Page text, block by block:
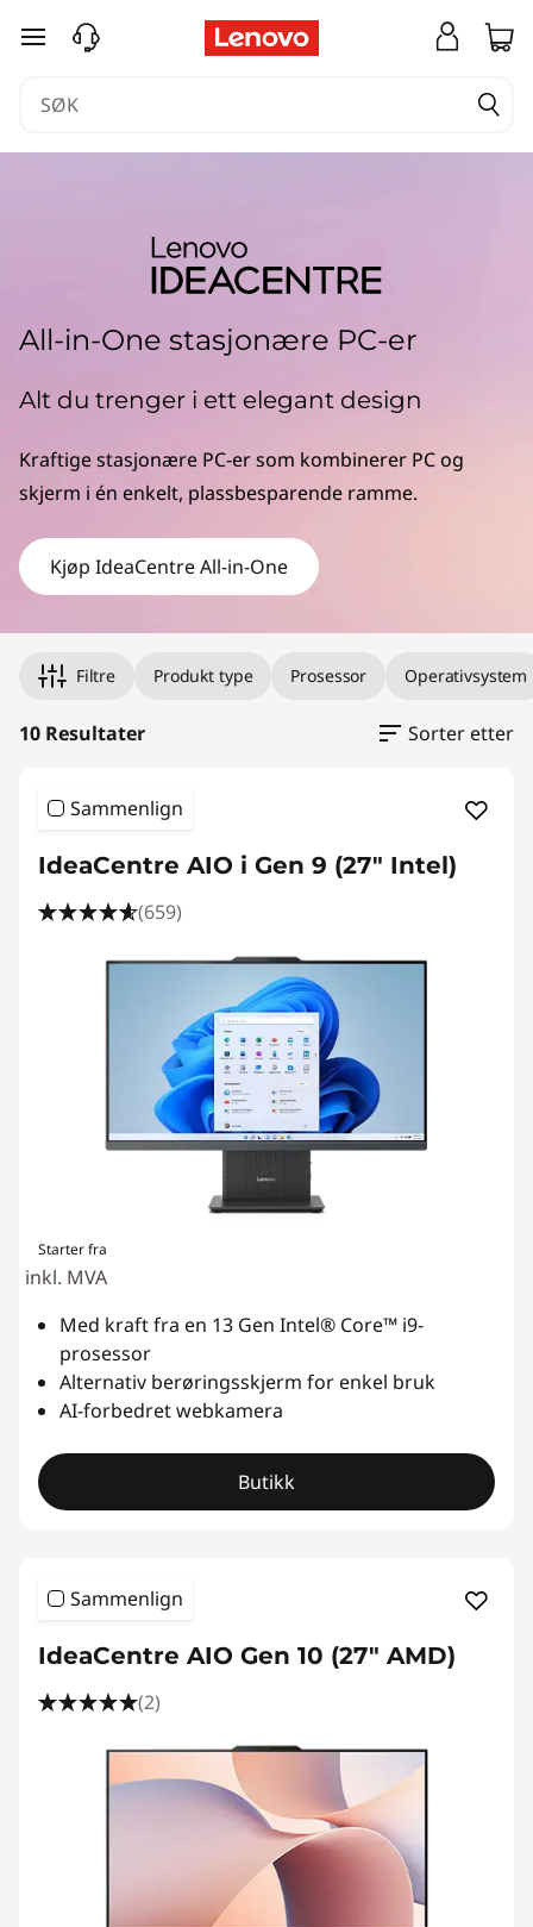
n
e
A
l
gå til hovedinnhold
All-in-One stasjonære PC-er
Alt du trenger i ett elegant design
Kraftige stasjonære PC-er som kombinerer PC og
skjerm i én enkelt, plassbesparende ramme.
Kjøp IdeaCentre All-in-One
Filtre Produkt type Prosessor Operativsystem
10 Resultater Sorter etter
Sammenlign
IdeaCentre AIO i Gen 9 (27" Intel)
(659)
Starter fra
inkl. MVA
Med kraft fra en 13 Gen Intel® Core™ i9-
prosessor
Alternativ berøringsskjerm for enkel bruk
AI-forbedret webkamera
Butikk
Sammenlign
IdeaCentre AIO Gen 10 (27" AMD)
(2)